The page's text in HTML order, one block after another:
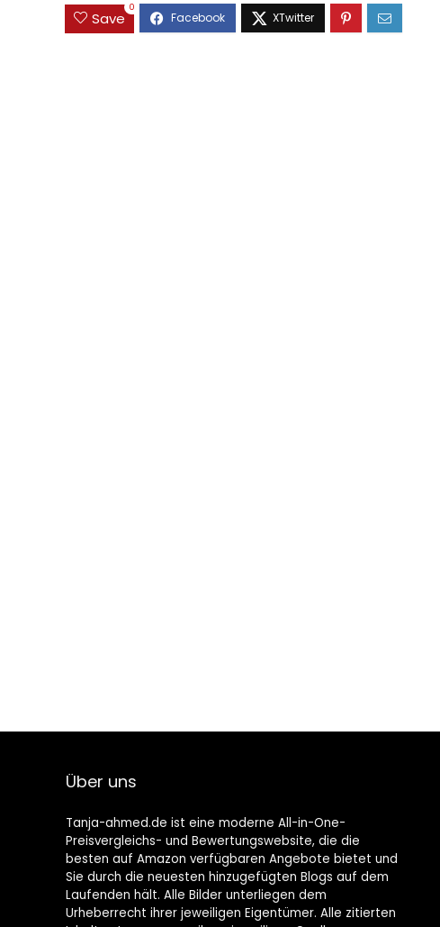
Save
0
Über uns
Tanja-ahmed.de ist eine moderne All-in-One-
Preisvergleichs- und Bewertungswebsite, die die
besten auf Amazon verfügbaren Angebote bietet und
Sie durch die neuesten hinzugefügten Blogs auf dem
Laufenden hält. Alle Bilder unterliegen dem
Urheberrecht ihrer jeweiligen Eigentümer. Alle zitierten